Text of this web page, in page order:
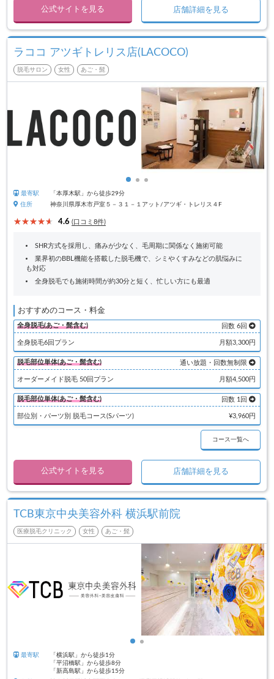
公式サイトを見る 店舗詳細を見る
ラココ アツギトレリス店(LACOCO)
脱毛サロン 女性 あご・髭
最寄駅
「本厚木駅」から徒歩29分
住所
神奈川県厚木市戸室５－３１－１アット/アツギ・トレリス４F
4.6 (口コミ8件)
SHR方式を採用し、痛みが少なく、毛周期に関係なく施術可能
業界初のBBL機能を搭載した脱毛機で、シミやくすみなどの肌悩みに
も対応
全身脱毛でも施術時間が約30分と短く、忙しい方にも最適
おすすめのコース・料金
全身脱毛(あご・髭含む) 回数 6回
全身脱毛6回プラン 月額3,300円
脱毛部位単体(あご・髭含む) 通い放題・回数無制限
オーダーメイド脱毛 50回プラン 月額4,500円
脱毛部位単体(あご・髭含む) 回数 1回
部位別・パーツ別 脱毛コース(Sパーツ) ¥3,960円
コース一覧へ
公式サイトを見る 店舗詳細を見る
TCB東京中央美容外科 横浜駅前院
医療脱毛クリニック 女性 あご・髭
最寄駅
「横浜駅」から徒歩1分
「平沼橋駅」から徒歩8分
「新高島駅」から徒歩15分